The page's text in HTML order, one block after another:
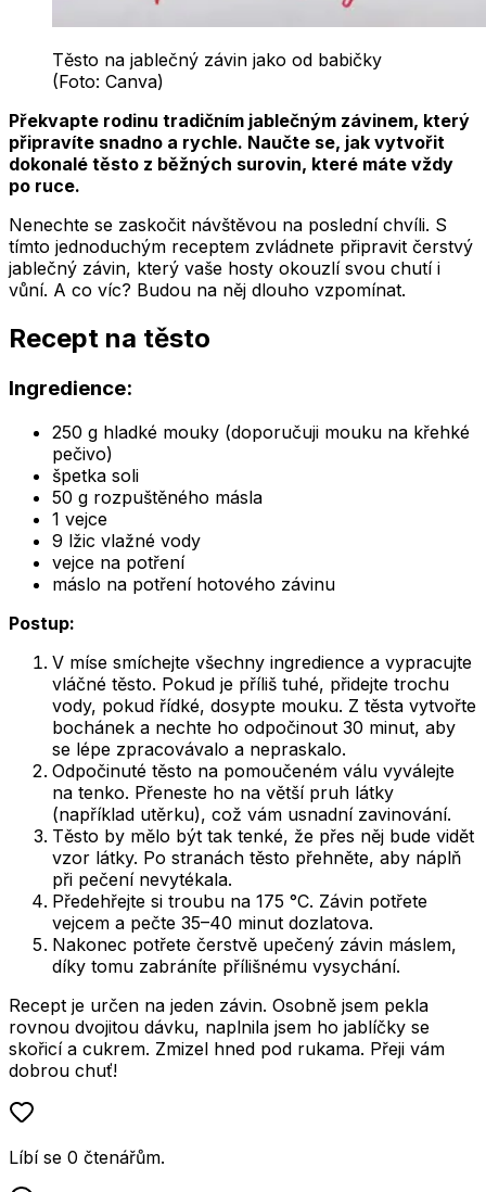
Těsto na jablečný závin jako od babičky
(Foto: Canva)
Překvapte rodinu tradičním jablečným závinem, který
připravíte snadno a rychle. Naučte se, jak vytvořit
dokonalé těsto z běžných surovin, které máte vždy
po ruce.
Nenechte se zaskočit návštěvou na poslední chvíli. S
tímto jednoduchým receptem zvládnete připravit čerstvý
jablečný závin, který vaše hosty okouzlí svou chutí i
vůní. A co víc? Budou na něj dlouho vzpomínat.
Recept na těsto
Ingredience:
250 g hladké mouky (doporučuji mouku na křehké
pečivo)
špetka soli
50 g rozpuštěného másla
1 vejce
9 lžic vlažné vody
vejce na potření
máslo na potření hotového závinu
Postup:
V míse smíchejte všechny ingredience a vypracujte
vláčné těsto. Pokud je příliš tuhé, přidejte trochu
vody, pokud řídké, dosypte mouku. Z těsta vytvořte
bochánek a nechte ho odpočinout 30 minut, aby
se lépe zpracovávalo a nepraskalo.
Odpočinuté těsto na pomoučeném válu vyválejte
na tenko. Přeneste ho na větší pruh látky
(například utěrku), což vám usnadní zavinování.
Těsto by mělo být tak tenké, že přes něj bude vidět
vzor látky. Po stranách těsto přehněte, aby náplň
při pečení nevytékala.
Předehřejte si troubu na 175 °C. Závin potřete
vejcem a pečte 35–40 minut dozlatova.
Nakonec potřete čerstvě upečený závin máslem,
díky tomu zabráníte přílišnému vysychání.
Recept je určen na jeden závin. Osobně jsem pekla
rovnou dvojitou dávku, naplnila jsem ho jablíčky se
skořicí a cukrem. Zmizel hned pod rukama. Přeji vám
dobrou chuť!
Líbí se 0 čtenářům.